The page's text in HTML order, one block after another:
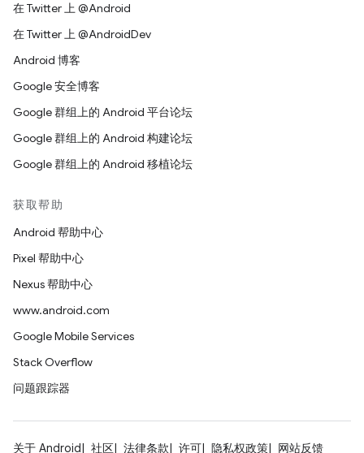
在 Twitter 上 @Android
在 Twitter 上 @AndroidDev
Android 博客
Google 安全博客
Google 群组上的 Android 平台论坛
Google 群组上的 Android 构建论坛
Google 群组上的 Android 移植论坛
获取帮助
Android 帮助中心
Pixel 帮助中心
Nexus 帮助中心
www.android.com
Google Mobile Services
Stack Overflow
问题跟踪器
关于 Android 社区 法律条款 许可 隐私权政策 网站反馈